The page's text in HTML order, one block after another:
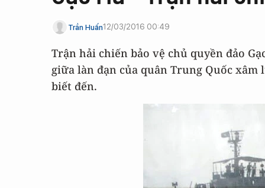
Trần Huấn12/03/2016 00:49
Trận hải chiến bảo vệ chủ quyền đảo
giữa làn đạn của quân Trung Quốc
biết đến.